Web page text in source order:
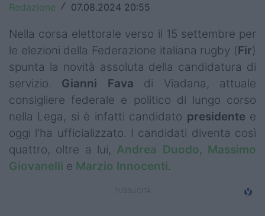
Super Rugby
Rugby in TV
Mercato
Serie A Elite
Campionati
Redazione / 07.08.2024 20:55
Nella corsa elettorale verso il 15 settembre per
le elezioni della Federazione italiana rugby (Fir)
spunta la novità assoluta della candidatura di
servizio. Gianni Fava di Viadana, attuale
consigliere federale e politico di lungo corso
nella Lega, si è infatti candidato presidente e
oggi l'ha ufficializzato. I candidati diventa così
quattro, oltre a lui, Andrea Duodo, Massimo
Giovanelli e Marzio Innocenti.